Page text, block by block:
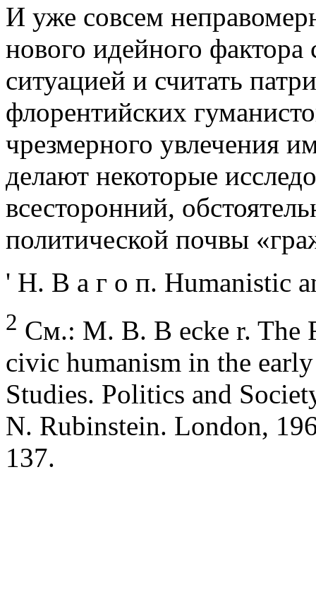
И уже совсем
нового идейного фактора
ситуацией и считать
флорентийских
чрезмерного увлечения
делают некоторые
всесторонний,
политической почвы
' Н. В а г о п. Humanistic
2 См.: M. B. B ecke r. The
civic humanism in the
Studies. Politics and
N. Rubinstein. London,
137.